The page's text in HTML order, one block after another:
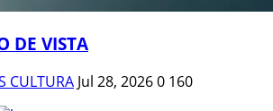
DE VISTA
CULTURA Jul 28, 20260 160